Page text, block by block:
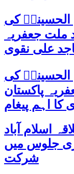
الحسینیؒ کی
ملت جعفریہ
علی نقوی
الحسینیؒ کی
پاکستان
اہم پیغام
اسلام آباد
جلوس میں
شرکت